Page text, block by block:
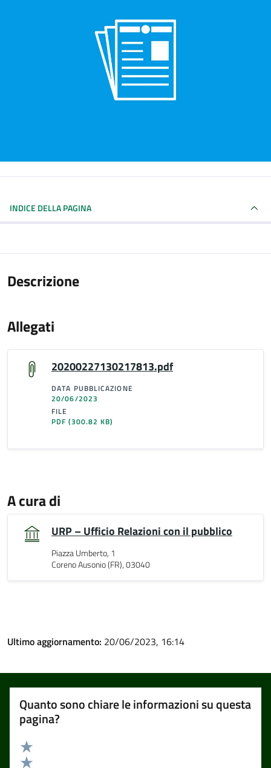
INDICE DELLA PAGINA
Descrizione
Allegati
20200227130217813.pdf
DATA PUBBLICAZIONE
20/06/2023
FILE
PDF(300.82 KB)
A cura di
URP – Ufficio Relazioni con il pubblico
Piazza Umberto, 1
Coreno Ausonio (FR), 03040
Ultimo aggiornamento: 20/06/2023, 16:14
Quanto sono chiare le informazioni su questa
pagina?
Valuta 5 stelle su 5